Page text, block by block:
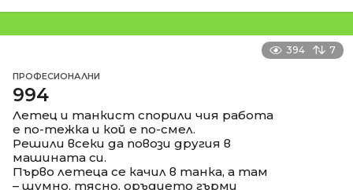
394 7
ПРОФЕСИОНАЛНИ
994
Летец и танкист спорили чия работа
е по-тежка и кой е по-смел.
Решили всеки да повози другия в
машината си.
Първо летеца се качил в танка, а там
– шумно, тясно, оръдието гърми